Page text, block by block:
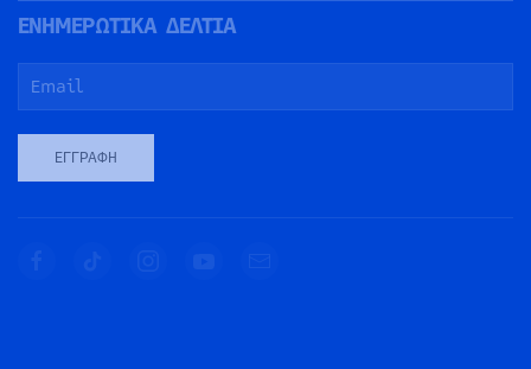
ΕΝΗΜΕΡΩΤΙΚΑ ΔΕΛΤΙΑ
ΕΓΓΡΑΦΉ